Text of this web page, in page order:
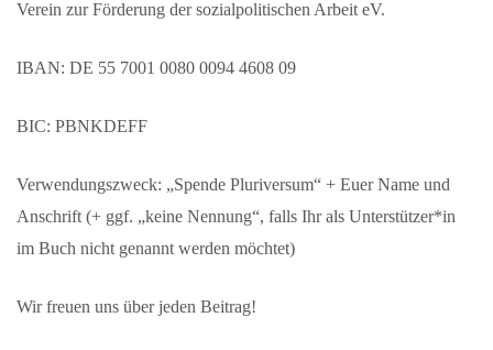
Verein zur Förderung der sozialpolitischen Arbeit eV.
IBAN: DE 55 7001 0080 0094 4608 09
BIC: PBNKDEFF
Verwendungszweck: „Spende Pluriversum“ + Euer Name und
Anschrift (+ ggf. „keine Nennung“, falls Ihr als Unterstützer*in
im Buch nicht genannt werden möchtet)
Wir freuen uns über jeden Beitrag!